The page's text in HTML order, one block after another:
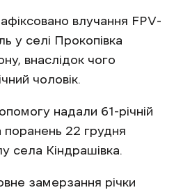
влучання FPV-
у селі Прокопівка
внаслідок чого
чоловік.
надали 61-річній
поранень 22 грудня
села Кіндрашівка.
замерзання річки